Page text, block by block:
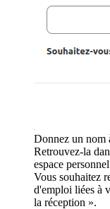
Donnez un nom
Retrouvez-la
espace
Vous souhaitez
d'emploi liées à
la réception ».